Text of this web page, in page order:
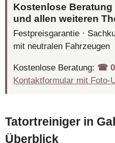
Kostenlose
und allen weiteren
Festpreisgarantie ·
mit neutralen Fahrzeugen
Kostenlose Beratung: ☎︎
Kontaktformular mit Foto-
Tatortreiniger in
Überblick